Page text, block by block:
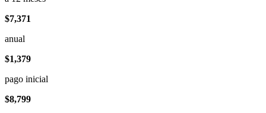
$7,371
anual
$1,379
pago inicial
$8,799